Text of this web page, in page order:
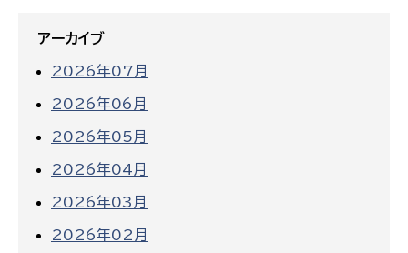
アーカイブ
2026年07月
2026年06月
2026年05月
2026年04月
2026年03月
2026年02月